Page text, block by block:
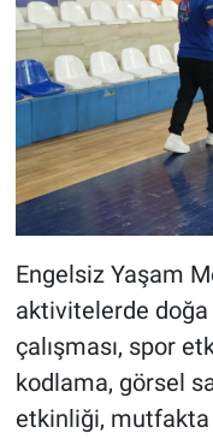
Engelsiz Yaşam
aktivitelerde doğa
çalışması, spor
kodlama, görsel
etkinliği,